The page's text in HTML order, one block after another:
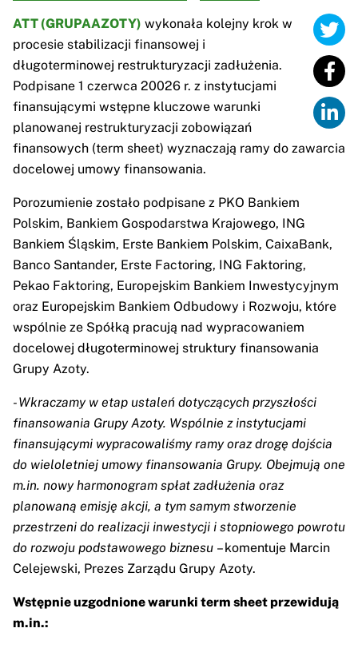
ATT (GRUPAAZOTY) wykonała kolejny krok w
procesie stabilizacji finansowej i
długoterminowej restrukturyzacji zadłużenia.
Podpisane 1 czerwca 20026 r. z instytucjami
finansującymi wstępne kluczowe warunki
planowanej restrukturyzacji zobowiązań
finansowych (term sheet) wyznaczają ramy do zawarcia
docelowej umowy finansowania.
Porozumienie zostało podpisane z PKO Bankiem
Polskim, Bankiem Gospodarstwa Krajowego, ING
Bankiem Śląskim, Erste Bankiem Polskim, CaixaBank,
Banco Santander, Erste Factoring, ING Faktoring,
Pekao Faktoring, Europejskim Bankiem Inwestycyjnym
oraz Europejskim Bankiem Odbudowy i Rozwoju, które
wspólnie ze Spółką pracują nad wypracowaniem
docelowej długoterminowej struktury finansowania
Grupy Azoty.
- Wkraczamy w etap ustaleń dotyczących przyszłości
finansowania Grupy Azoty. Wspólnie z instytucjami
finansującymi wypracowaliśmy ramy oraz drogę dojścia
do wieloletniej umowy finansowania Grupy. Obejmują one
m.in. nowy harmonogram spłat zadłużenia oraz
planowaną emisję akcji, a tym samym stworzenie
przestrzeni do realizacji inwestycji i stopniowego powrotu
do rozwoju podstawowego biznesu – komentuje Marcin
Celejewski, Prezes Zarządu Grupy Azoty.
Wstępnie uzgodnione warunki term sheet przewidują
m.in.: